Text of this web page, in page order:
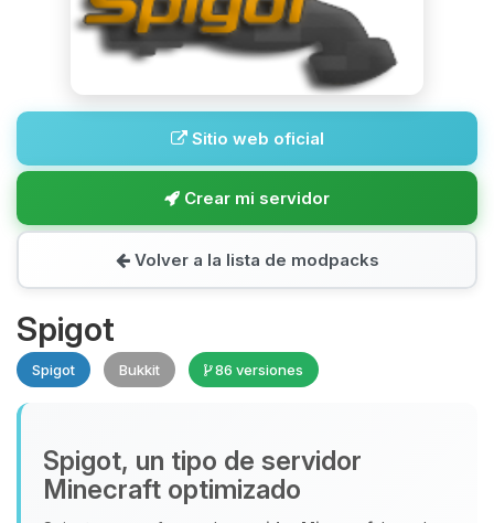
Sitio web oficial
Crear mi servidor
Volver a la lista de modpacks
Spigot
Spigot Bukkit 86 versiones
Spigot, un tipo de servidor
Minecraft optimizado